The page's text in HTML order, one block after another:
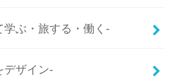
学ぶ・旅する・働く-
デザイン-